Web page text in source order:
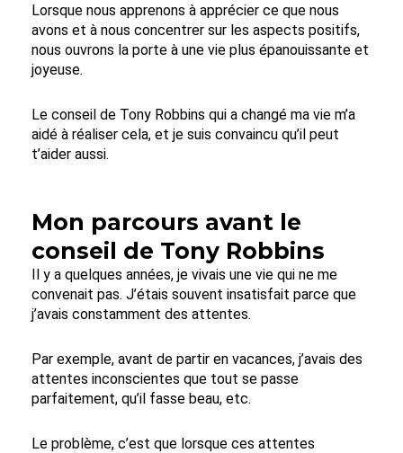
Lorsque nous apprenons à apprécier ce que nous
avons et à nous concentrer sur les aspects positifs,
nous ouvrons la porte à une vie plus épanouissante et
joyeuse.
Le conseil de Tony Robbins qui a changé ma vie m’a
aidé à réaliser cela, et je suis convaincu qu’il peut
t’aider aussi.
Mon parcours avant le
conseil de Tony Robbins
Il y a quelques années, je vivais une vie qui ne me
convenait pas. J’étais souvent insatisfait parce que
j’avais constamment des attentes.
Par exemple, avant de partir en vacances, j’avais des
attentes inconscientes que tout se passe
parfaitement, qu’il fasse beau, etc.
Le problème, c’est que lorsque ces attentes